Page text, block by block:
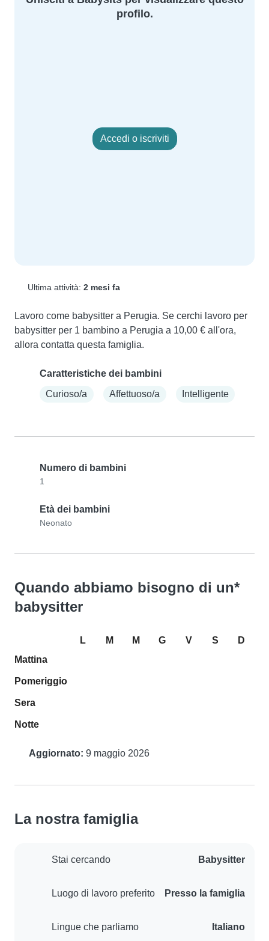
profilo.
Accedi o iscriviti
Ultima attività: 2 mesi fa
Lavoro come babysitter a Perugia. Se cerchi lavoro per
babysitter per 1 bambino a Perugia a 10,00 € all'ora,
allora contatta questa famiglia.
Caratteristiche dei bambini
Curioso/a
Affettuoso/a Intelligente
Numero di bambini
1
Età dei bambini
Neonato
Quando abbiamo bisogno di un*
babysitter
L M M G V S
D
Mattina
Pomeriggio
Sera
Notte
Aggiornato: 9 maggio 2026
La nostra famiglia
Stai cercando Babysitter
Luogo di lavoro preferito Presso la famiglia
Lingue che parliamo Italiano